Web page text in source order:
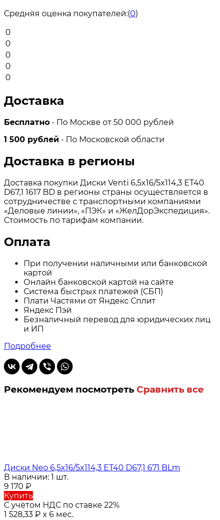
Средняя оценка покупателей:(0)
0
0
0
0
0
Доставка
Бесплатно - По Москве от 50 000 рублей
1 500 рублей - По Московской области
Доставка в регионы
Доставка покупки Диски Venti 6,5x16/5x114,3 ET40
D67,1 1617 BD в регионы страны осуществляется в
сотрудничестве с транспортными компаниями
«Деловые линии», «ПЭК» и «ЖелДорЭкспедиция».
Стоимость по тарифам компании.
Оплата
При получении наличными или банковской
картой
Онлайн банковской картой на сайте
Система быстрых платежей (СБП)
Плати Частями от Яндекс Сплит
Яндекс Пэй
Безналичный перевод для юридических лиц
и ИП
Подробнее
Рекомендуем посмотреть Сравнить все
Диски Neo 6,5x16/5x114,3 ET40 D67,1 671 BLm
В наличии: 1 шт.
9 170 ₽
Купить
С учётом НДС по ставке 22%
1 528,33 ₽ x 6 мес.